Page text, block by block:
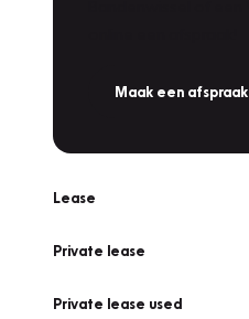
Maak een afspraak
Lease
Private lease
Private lease used